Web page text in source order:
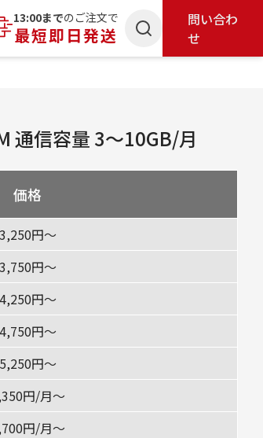
13:00までのご注文で
最短即日発送
問い合わ
せ
通信容量 3〜10GB/月
価格
3,250円〜
3,750円〜
4,250円〜
4,750円〜
5,250円〜
円/月〜
円/月〜